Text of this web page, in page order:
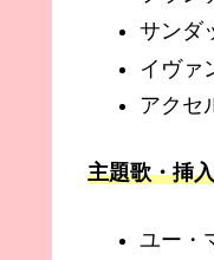
サンダ
イヴァ
アクセ
主題歌・挿
ユー・